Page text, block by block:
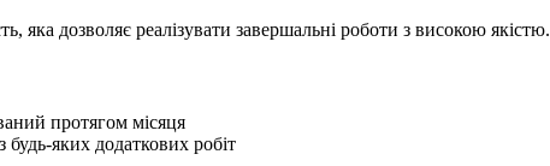
яка дозволяє реалізувати завершальні роботи з високою якістю.
протягом місяця
яких додаткових робіт